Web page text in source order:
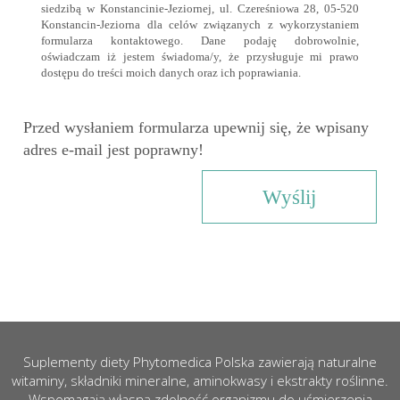
siedzibą w Konstancinie-Jeziornej, ul. Czereśniowa 28, 05-520
Konstancin-Jeziorna dla celów związanych z wykorzystaniem
formularza kontaktowego. Dane podaję dobrowolnie,
oświadczam iż jestem świadoma/y, że przysługuje mi prawo
dostępu do treści moich danych oraz ich poprawiania.
Przed wysłaniem formularza upewnij się, że wpisany
adres e-mail jest poprawny!
Suplementy diety Phytomedica Polska zawierają naturalne
witaminy, składniki mineralne, aminokwasy i ekstrakty roślinne.